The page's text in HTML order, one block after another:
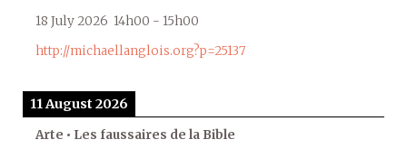
18 July 2026 14h00 - 15h00
http://michaellanglois.org?p=25137
11 August 2026
Arte • Les faussaires de la Bible